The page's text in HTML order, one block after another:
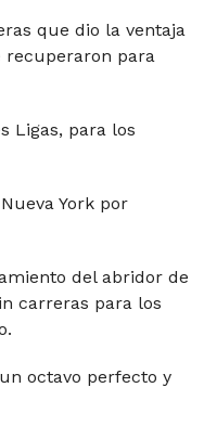
que dio la ventaja
recuperaron para
Ligas, para los
York por
del abridor de
carreras para los
octavo perfecto y